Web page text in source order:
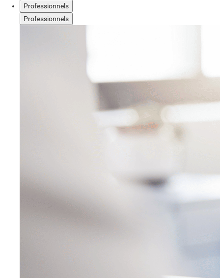
Professionnels
Professionnels